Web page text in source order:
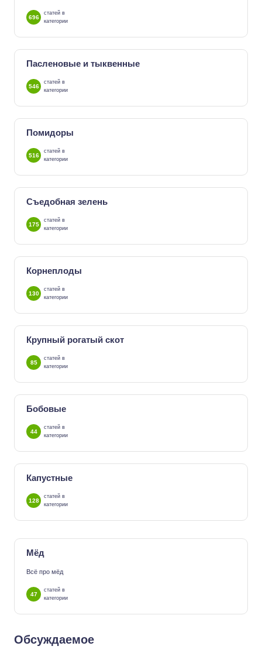
696
статей в
категории
Пасленовые и тыквенные
546
статей в
категории
Помидоры
516
статей в
категории
Съедобная зелень
175
статей в
категории
Корнеплоды
130
статей в
категории
Крупный рогатый скот
85
статей в
категории
Бобовые
44
статей в
категории
Капустные
128
статей в
категории
Мёд
Всё про мёд
47
статей в
категории
Обсуждаемое